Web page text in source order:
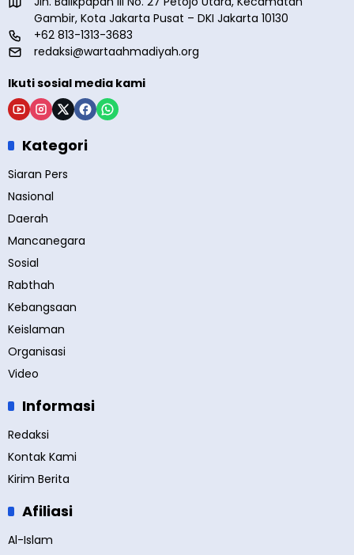
Gambir, Kota Jakarta Pusat – DKI Jakarta 10130
+62 813-1313-3683
redaksi@wartaahmadiyah.org
Ikuti sosial media kami
Kategori
Siaran Pers
Nasional
Daerah
Mancanegara
Sosial
Rabthah
Kebangsaan
Keislaman
Organisasi
Video
Informasi
Redaksi
Kontak Kami
Kirim Berita
Afiliasi
Al-Islam